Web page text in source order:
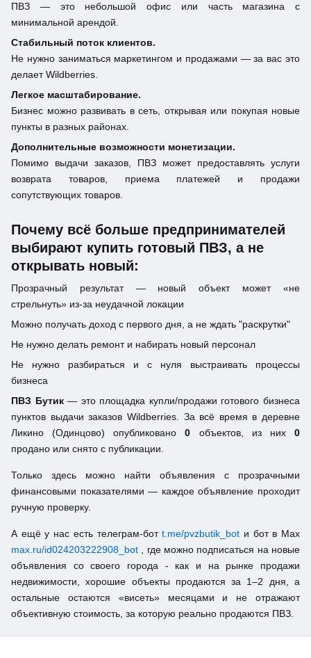
ПВЗ — это небольшой офис или часть магазина с
минимальной арендой.
Стабильный поток клиентов.
Не нужно заниматься маркетингом и продажами — за вас это
делает Wildberries.
Легкое масштабирование.
Бизнес можно развивать в сеть, открывая или покупая новые
пункты в разных районах.
Дополнительные возможности монетизации.
Помимо выдачи заказов, ПВЗ может предоставлять услуги
возврата товаров, приема платежей и продажи
сопутствующих товаров.
Почему всё больше предпринимателей
выбирают купить готовый ПВЗ, а не
открывать новый:
Прозрачный результат — новый объект может «не
стрельнуть» из-за неудачной локации
Можно получать доход с первого дня, а не ждать "раскрутки"
Не нужно делать ремонт и набирать новый персонал
Не нужно разбираться и с нуля выстраивать процессы
бизнеса
ПВЗ Бутик— это площадка купли/продажи готового бизнеса
пунктов выдачи заказов Wildberries. За всё время в деревне
Ликино (Одинцово) опубликовано0 объектов, из них0
продано или снято с публикации.
Только здесь можно найти объявления с прозрачными
финансовыми показателями — каждое объявление проходит
ручную проверку.
А ещё у нас есть телеграм-ботt.me/pvzbutik_bot и бот в Max
max.ru/id024203222908_bot
, где можно подписаться на новые
объявления со своего города - как и на рынке продажи
недвижимости, хорошие объекты продаются за 1–2 дня, а
остальные остаются «висеть» месяцами и не отражают
объективную стоимость, за которую реально продаются ПВЗ.